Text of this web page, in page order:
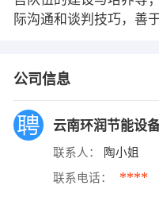
际沟通和谈判技巧，善
公司信息
云南环润节能设
联系人： 陶小姐
联系电话： ****